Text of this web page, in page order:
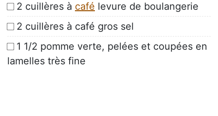
2 cuillères à café levure de boulangerie
2 cuillères à café gros sel
1 1/2 pomme verte, pelées et coupées en
lamelles très fine